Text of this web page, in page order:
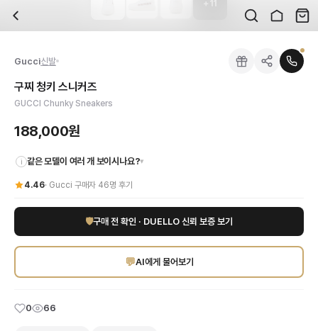
배송은 얼마나 걸리나요?
전문 스태프가 실물 상품을 직접 확인한 후 검수 사진을 제공합니다. 가죽 재질,
교환이나 반품이 가능한가요?
수령 후 7일 이내 신청하시면 상품 하자, 사이즈 불일치, 고객 변심 모두 교환·반
쿠폰과 적립금을 함께 사용할 수 있나요?
네, 쿠폰과 적립금을 결제 시 함께 사용하실 수 있습니다. 적립금은 1,000원 이상
브랜드:
색상:화이트
가격:188,000 원
구찌의 아이코닉한 감각이 돋보이는 구찌 청키 스니커즈는 현대적인 남성들의 스
구찌 청키 스니커즈
Gucci신발
구찌 청키 스니커즈
GUCCI Chunky Sneakers
188,000원
i 같은 모델이 여러 개 보이시나요?▾
4.46· Gucci 구매자 46명 후기
🛡구매 전 확인 · DUELLO 신뢰 보증 보기
💬AI에게 물어보기
0 66